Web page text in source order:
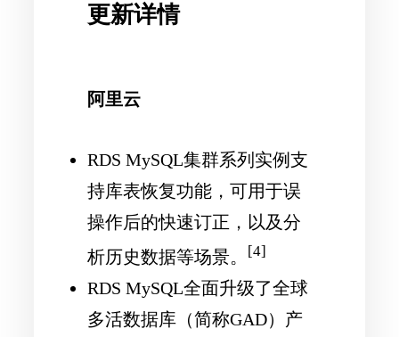
更新详情
阿里云
RDS MySQL集群系列实例支
持库表恢复功能，可用于误
操作后的快速订正，以及分
析历史数据等场景。
[4]
RDS MySQL全面升级了全球
多活数据库（简称GAD）产